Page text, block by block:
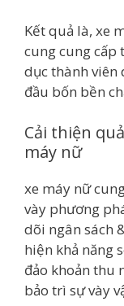
Kết quả là, xe
cung cung cấp
dục thành viên
đầu bốn bền
Cải thiện
máy nữ
xe máy nữ
vày phương
dõi ngân sách
hiện khả năng
đảo khoản thu
bảo trì sự vày